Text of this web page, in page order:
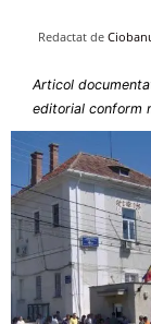
Redactat de
Articol
editorial conform